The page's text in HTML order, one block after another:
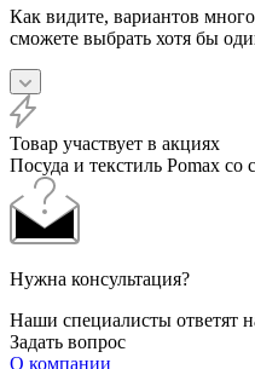
Как видите, вариантов
сможете выбрать хотя бы
Товар участвует в акциях
Посуда и текстиль Pomax со
Нужна консультация?
Наши специалисты ответят
Задать вопрос
О компании